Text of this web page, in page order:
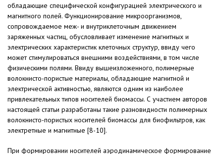
обладающие специфической конфигурацией электрического и
магнитного полей. Функционирование микроорганизмов,
сопровождаемое меж- и внутриклеточным движением
заряженных частиц, обусловливает изменение магнитных и
электрических характеристик клеточных структур, ввиду чего
может стимулироваться внешними воздействиями, в том числе
физическими полями. Ввиду вышеизложенного, полимерные
волокнисто-пористые материалы, обладающие магнитной и
электрической активностью, являются одним из наиболее
привлекательных типов носителей биомассы. С участием авторов
настоящей статьи разработаны такие разновидности полимерных
волокнисто-пористых носителей биомассы для биофильтров, как
электретные и магнитные [8-10].
При формировании носителей аэродинамическое формирование